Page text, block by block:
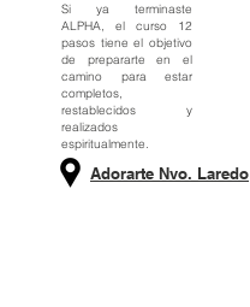
Si ya terminaste
ALPHA, el curso 12
pasos tiene el objetivo
de prepararte en el
camino para estar
completos,
restablecidos y
realizados
espiritualmente.
Adorarte Nvo. Laredo